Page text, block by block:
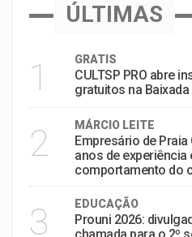
ÚLTIMAS
1 GRATIS
CULTSP PRO abre
gratuitos na Baixada
2 MÁRCIO LEITE
Empresário de
anos de experiência
comportamento do
3 EDUCAÇÃO
Prouni 2026: